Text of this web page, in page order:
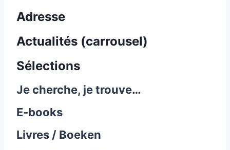
Adresse
Actualités (carrousel)
Sélections
Je cherche, je trouve…
E-books
Livres / Boeken